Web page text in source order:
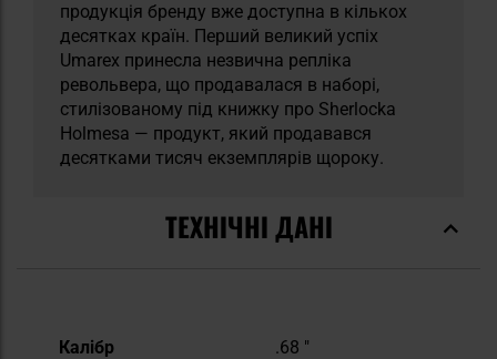
продукція бренду вже доступна в кількох
десятках країн. Перший великий успіх
Umarex принесла незвична репліка
револьвера, що продавалася в наборі,
стилізованому під книжку про Sherlocka
Holmesa — продукт, який продавався
десятками тисяч екземплярів щороку.
ТЕХНІЧНІ ДАНІ
Докладніше
Калібр
.68 "